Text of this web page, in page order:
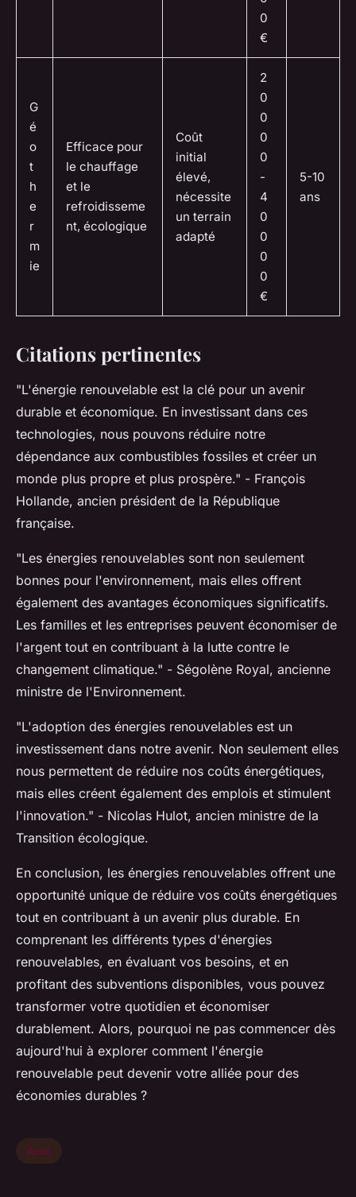
0
€
G
é
o
t
h
e
r
m
ie
Efficace pour
le chauffage
et le
refroidisseme
nt, écologique
Coût
initial
élevé,
nécessite
un terrain
adapté
2
0
0
0
0
-
4
0
0
0
0
€
5-10
ans
Citations pertinentes
"L'énergie renouvelable est la clé pour un avenir
durable et économique. En investissant dans ces
technologies, nous pouvons réduire notre
dépendance aux combustibles fossiles et créer un
monde plus propre et plus prospère." - François
Hollande, ancien président de la République
française.
"Les énergies renouvelables sont non seulement
bonnes pour l'environnement, mais elles offrent
également des avantages économiques significatifs.
Les familles et les entreprises peuvent économiser de
l'argent tout en contribuant à la lutte contre le
changement climatique." - Ségolène Royal, ancienne
ministre de l'Environnement.
"L'adoption des énergies renouvelables est un
investissement dans notre avenir. Non seulement elles
nous permettent de réduire nos coûts énergétiques,
mais elles créent également des emplois et stimulent
l'innovation." - Nicolas Hulot, ancien ministre de la
Transition écologique.
En conclusion, les énergies renouvelables offrent une
opportunité unique de réduire vos coûts énergétiques
tout en contribuant à un avenir plus durable. En
comprenant les différents types d'énergies
renouvelables, en évaluant vos besoins, et en
profitant des subventions disponibles, vous pouvez
transformer votre quotidien et économiser
durablement. Alors, pourquoi ne pas commencer dès
aujourd'hui à explorer comment l'énergie
renouvelable peut devenir votre alliée pour des
économies durables ?
Actu